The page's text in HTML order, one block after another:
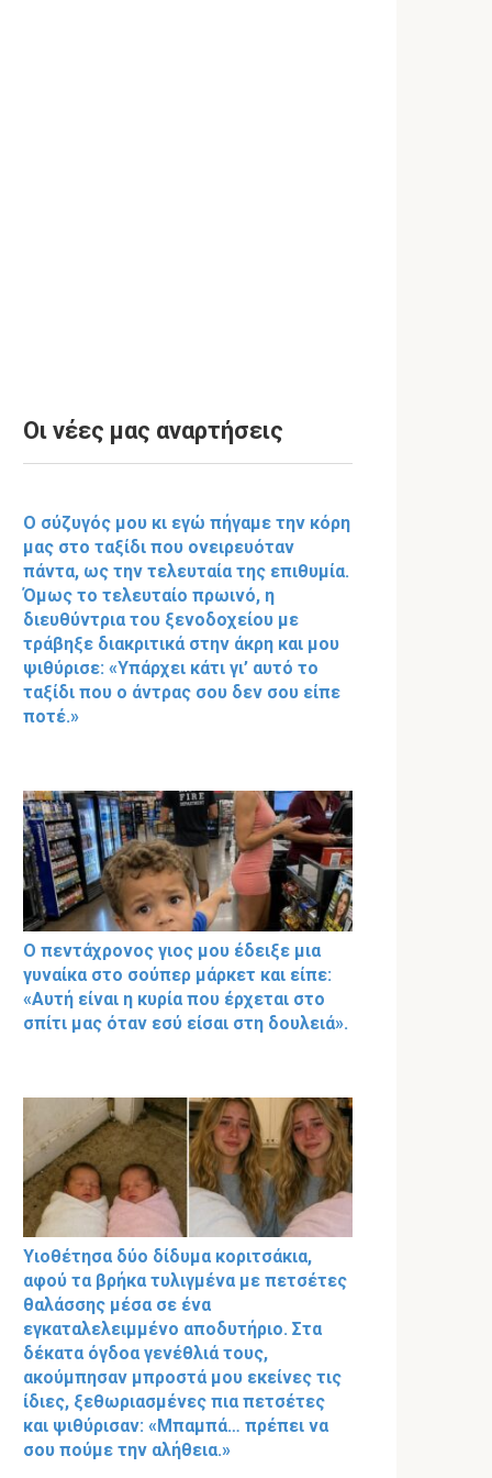
Οι νέες μας αναρτήσεις
Ο σύζυγός μου κι εγώ πήγαμε την κόρη
μας στο ταξίδι που ονειρευόταν
πάντα, ως την τελευταία της επιθυμία.
Όμως το τελευταίο πρωινό, η
διευθύντρια του ξενοδοχείου με
τράβηξε διακριτικά στην άκρη και μου
ψιθύρισε: «Υπάρχει κάτι γι’ αυτό το
ταξίδι που ο άντρας σου δεν σου είπε
ποτέ.»
Ο πεντάχρονος γιος μου έδειξε μια
γυναίκα στο σούπερ μάρκετ και είπε:
«Αυτή είναι η κυρία που έρχεται στο
σπίτι μας όταν εσύ είσαι στη δουλειά».
Υιοθέτησα δύο δίδυμα κοριτσάκια,
αφού τα βρήκα τυλιγμένα με πετσέτες
θαλάσσης μέσα σε ένα
εγκαταλελειμμένο αποδυτήριο. Στα
δέκατα όγδοα γενέθλιά τους,
ακούμπησαν μπροστά μου εκείνες τις
ίδιες, ξεθωριασμένες πια πετσέτες
και ψιθύρισαν: «Μπαμπά… πρέπει να
σου πούμε την αλήθεια.»